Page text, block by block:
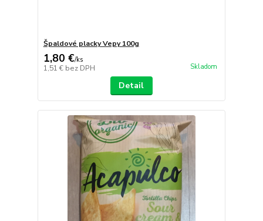
Špaldové placky Vepy 100g
1,80 €/ks
1,51 € bez DPH Skladom
Detail